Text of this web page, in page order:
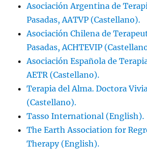
Asociación Argentina de
Pasadas, AATVP (Castellano).
Asociación Chilena de
Pasadas, ACHTEVIP
Asociación Española de
AETR (Castellano).
Terapia del Alma. Doctora
(Castellano).
Tasso International (English).
The Earth Association for
Therapy (English).